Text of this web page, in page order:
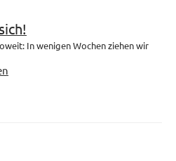
In wenigen Wochen ziehen wir